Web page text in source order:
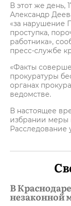
В этот же день,
Александр
«за нарушение
проступка,
работника»,
пресс-службе
«Факты
прокуратуры
органах
ведомстве.
В настоящее
избрании меры
Расследование
В
незаконной